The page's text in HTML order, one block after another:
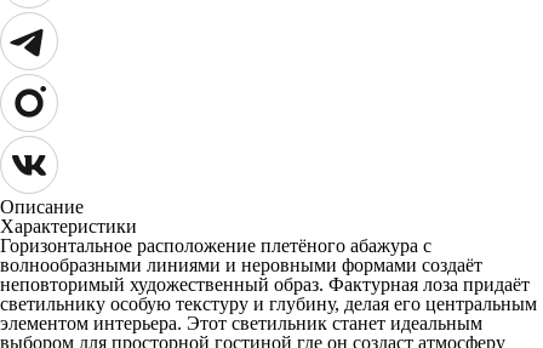
Описание
Характеристики
Горизонтальное расположение плетёного абажура с
волнообразными линиями и неровными формами создаёт
неповторимый художественный образ. Фактурная лоза придаёт
светильнику особую текстуру и глубину, делая его центральным
элементом интерьера. Этот светильник станет идеальным
выбором для просторной гостиной где он создаст атмосферу